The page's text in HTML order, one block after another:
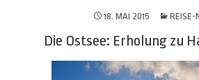
18. MAI 2015 REISE-
Die Ostsee: Erholung zu